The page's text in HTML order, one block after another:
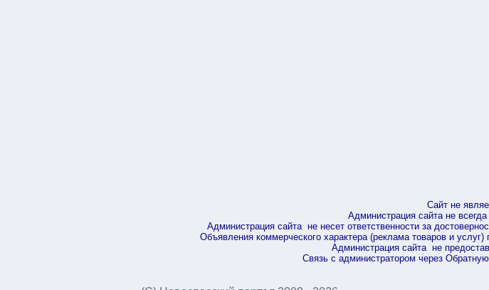
Сайт не
Администрация сайта не
Администрация сайта не несет ответственности за
Объявления коммерческого характера (реклама товаров и услуг)
Администрация сайта не
Связь с администратором через